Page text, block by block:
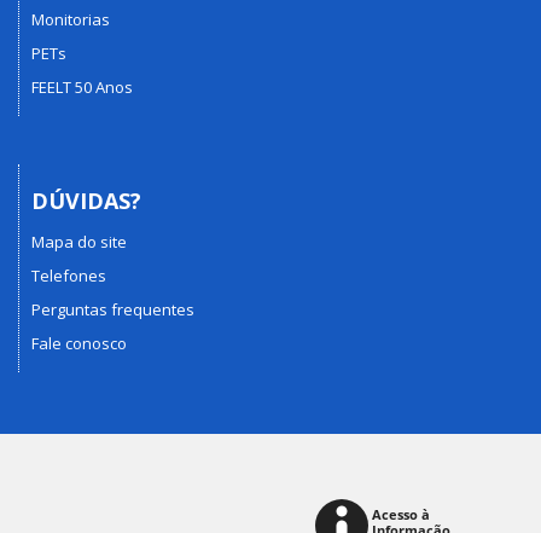
Monitorias
PETs
FEELT 50 Anos
DÚVIDAS?
Mapa do site
Telefones
Perguntas frequentes
Fale conosco